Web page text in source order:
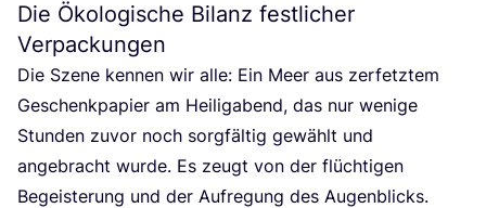
Die Ökologische Bilanz festlicher
Verpackungen
Die Sze­ne ken­nen wir alle: Ein Meer aus zer­fetz­tem
Geschenk­pa­pier am Hei­lig­abend, das nur weni­ge
Stun­den zuvor noch sorg­fäl­tig gewählt und
ange­bracht wur­de. Es zeugt von der flüch­ti­gen
Begeis­te­rung und der Auf­re­gung des Augen­blicks.